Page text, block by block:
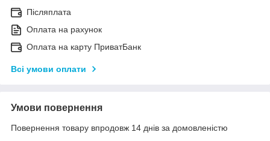
Післяплата
Оплата на рахунок
Оплата на карту ПриватБанк
Всі умови оплати
Умови повернення
Повернення товару впродовж 14 днів за домовленістю